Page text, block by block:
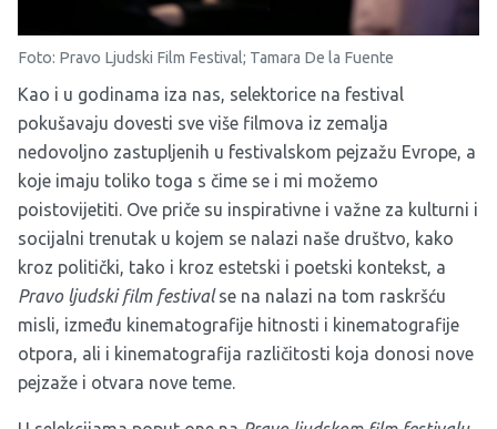
Foto: Pravo Ljudski Film Festival; Tamara De la Fuente
Kao i u godinama iza nas, selektorice na festival
pokušavaju dovesti sve više filmova iz zemalja
nedovoljno zastupljenih u festivalskom pejzažu Evrope, a
koje imaju toliko toga s čime se i mi možemo
poistovijetiti. Ove priče su inspirativne i važne za kulturni i
socijalni trenutak u kojem se nalazi naše društvo, kako
kroz politički, tako i kroz estetski i poetski kontekst, a
Pravo ljudski film festivalse na nalazi na tom raskršću
misli, između kinematografije hitnosti i kinematografije
otpora, ali i kinematografija različitosti koja donosi nove
pejzaže i otvara nove teme.